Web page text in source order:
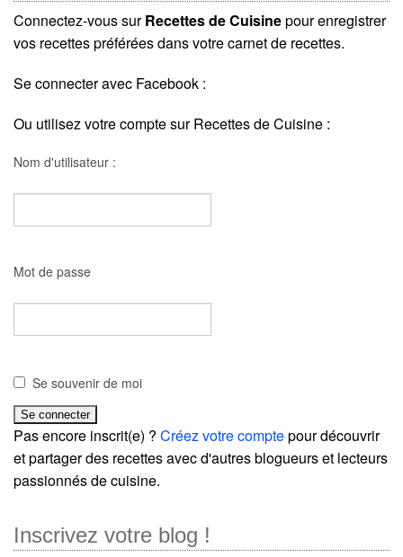
Connectez-vous surRecettes de Cuisinepour enregistrer
vos recettes préférées dans votre carnet de recettes.
Se connecter avec Facebook :
Ou utilisez votre compte sur Recettes de Cuisine :
Nom d'utilisateur :
Mot de passe
Se souvenir de moi
Pas encore inscrit(e) ? Créez votre comptepour découvrir
et partager des recettes avec d'autres blogueurs et lecteurs
passionnés de cuisine.
Inscrivez votre blog !